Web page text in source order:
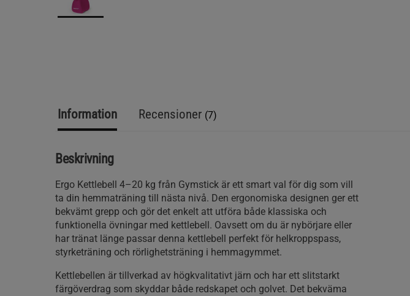
Information Recensioner (7)
Beskrivning
Ergo Kettlebell 4–20 kg från Gymstick är ett smart val för dig som vill
ta din hemmaträning till nästa nivå. Den ergonomiska designen ger ett
bekvämt grepp och gör det enkelt att utföra både klassiska och
funktionella övningar med kettlebell. Oavsett om du är nybörjare eller
har tränat länge passar denna kettlebell perfekt för helkroppspass,
styrketräning och rörlighetsträning i hemmagymmet.
Kettlebellen är tillverkad av högkvalitativt järn och har ett slitstarkt
färgöverdrag som skyddar både redskapet och golvet. Det bekväma